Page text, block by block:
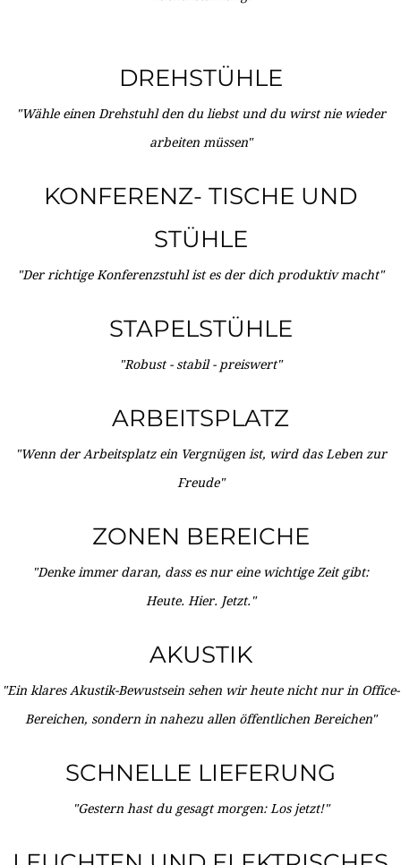
DREHSTÜHLE
"Wähle einen Drehstuhl den du liebst und du wirst nie wieder
arbeiten müssen"
KONFERENZ- TISCHE UND
STÜHLE
"Der richtige Konferenzstuhl ist es der dich produktiv macht"
STAPELSTÜHLE
"Robust - stabil - preiswert"
ARBEITSPLATZ
"Wenn der Arbeitsplatz ein Vergnügen ist, wird das Leben zur
Freude"
ZONEN BEREICHE
"Denke immer daran, dass es nur eine wichtige Zeit gibt:
Heute. Hier. Jetzt."
AKUSTIK
"Ein klares Akustik-Bewustsein sehen wir heute nicht nur in Office-
Bereichen, sondern in nahezu allen öffentlichen Bereichen"
SCHNELLE LIEFERUNG
"Gestern hast du gesagt morgen: Los jetzt!"